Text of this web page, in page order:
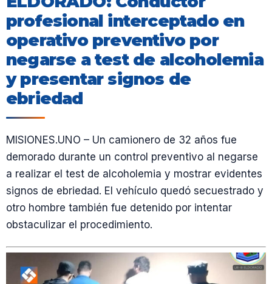
profesional interceptado en
operativo preventivo por
negarse a test de alcoholemia
y presentar signos de
ebriedad
MISIONES.UNO – Un camionero de 32 años fue
demorado durante un control preventivo al negarse
a realizar el test de alcoholemia y mostrar evidentes
signos de ebriedad. El vehículo quedó secuestrado y
otro hombre también fue detenido por intentar
obstaculizar el procedimiento.